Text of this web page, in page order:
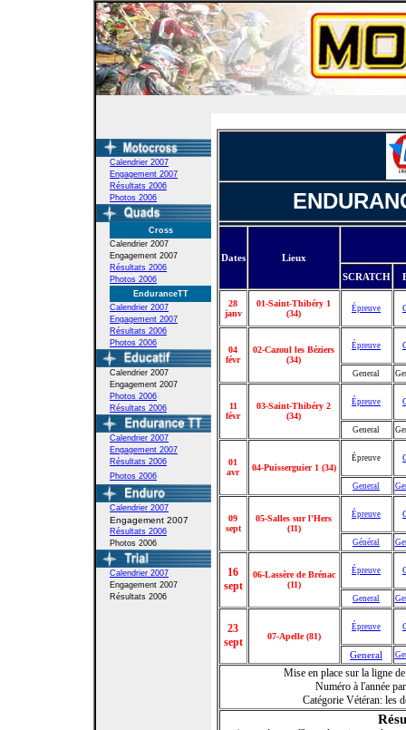
Dates
Lieux
SCRATCH
28
janv
01-Saint-Thibéry 1
(34)
Épreuve
04
févr
02-Cazoul les Béziers
(34)
Épreuve
General
11
févr
03-Saint-Thibéry 2
(34)
Épreuve
General
01
avr
04-Puisserguier 1 (34)
Épreuve
General
09
sept
05-Salles sur l'Hers
(11)
Épreuve
Général
16
sept
06-Lassère de Brénac
(11)
Épreuve
General
23
sept
07-Apelle (81)
Épreuve
General
Mise en place sur la ligne
Numéro à l'année
Catégorie Vétéran: les
Calendrier 2007
Engagement 2007
Résultats 2006
Photos 2006
Cross
Calendrier 2007
Engagement 2007
Résultats 2006
Photos 2006
EnduranceTT
Calendrier 2007
Engagement 2007
Résultats 2006
Photos 2006
Calendrier 2007
Engagement 2007
Photos 2006
Résultats 2006
Calendrier 2007
Engagement 2007
Résultats 2006
Photos 2006
Calendrier 2007
Engagement 2007
Résultats 2006
Photos 2006
Calendrier 2007
Engagement 2007
Résultats 2006